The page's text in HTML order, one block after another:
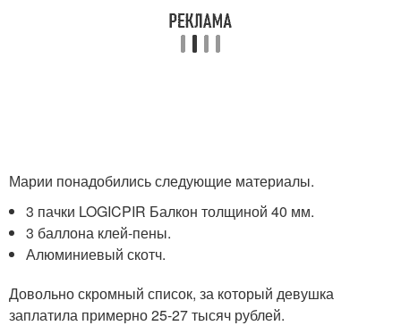
Марии понадобились следующие материалы.
3 пачки LOGICPIR Балкон толщиной 40 мм.
3 баллона клей-пены.
Алюминиевый скотч.
Довольно скромный список, за который девушка
заплатила примерно 25-27 тысяч рублей.